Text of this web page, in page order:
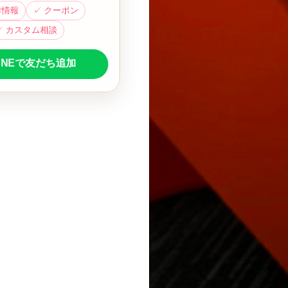
報 ✓ クーポン
カスタム相談
で友だち追加